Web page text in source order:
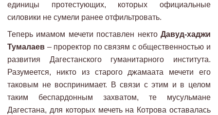
единицы протестующих, которых официальные
силовики не сумели ранее отфильтровать.
Теперь имамом мечети поставлен некто Давуд-хаджи
Тумалаев – проректор по связям с общественностью и
развития Дагестанского гуманитарного института.
Разумеется, никто из старого джамаата мечети его
таковым не воспринимает. В связи с этим и в целом
таким беспардонным захватом, те мусульмане
Дагестана, для которых мечеть на Котрова оставалась